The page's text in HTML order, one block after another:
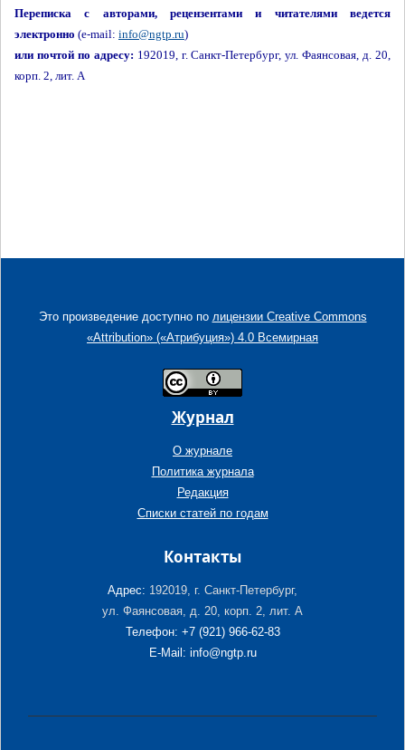
Переписка с авторами, рецензентами и читателями ведется
электронно (e-mail: info@ngtp.ru)
или почтой по адресу: 192019, г. Санкт-Петербург, ул. Фаянсовая, д. 20,
корп. 2, лит. А
Это произведение доступно по лицензии Creative Commons
«Attribution» («Атрибуция») 4.0 Всемирная
Журнал
О журнале
Политика журнала
Редакция
Списки статей по годам
Контакты
Адрес: 192019, г. Санкт-Петербург,
ул. Фаянсовая, д. 20, корп. 2, лит. А
Телефон: +7 (921) 966-62-83
E-Mail: info@ngtp.ru